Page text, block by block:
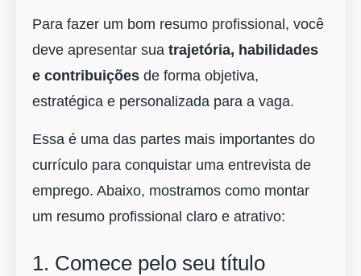
Para fazer um bom resumo profissional, você
deve apresentar sua trajetória, habilidades
e contribuições de forma objetiva,
estratégica e personalizada para a vaga.
Essa é uma das partes mais importantes do
currículo para conquistar uma entrevista de
emprego. Abaixo, mostramos como montar
um resumo profissional claro e atrativo:
1. Comece pelo seu título